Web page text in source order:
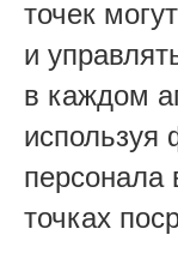
точек
и
в каждом
используя
персонала
точках